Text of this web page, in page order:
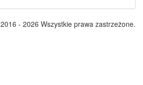
2016 - 2026 Wszystkie prawa zastrzeżone.